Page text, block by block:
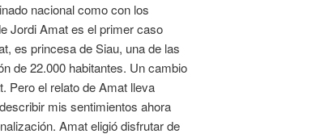
nacional como con los
Jordi Amat es el primer caso
es princesa de Siau, una de las
de 22.000 habitantes. Un cambio
Pero el relato de Amat lleva
mis sentimientos ahora
Amat eligió disfrutar de